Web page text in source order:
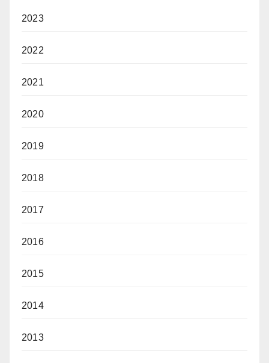
2023
2022
2021
2020
2019
2018
2017
2016
2015
2014
2013